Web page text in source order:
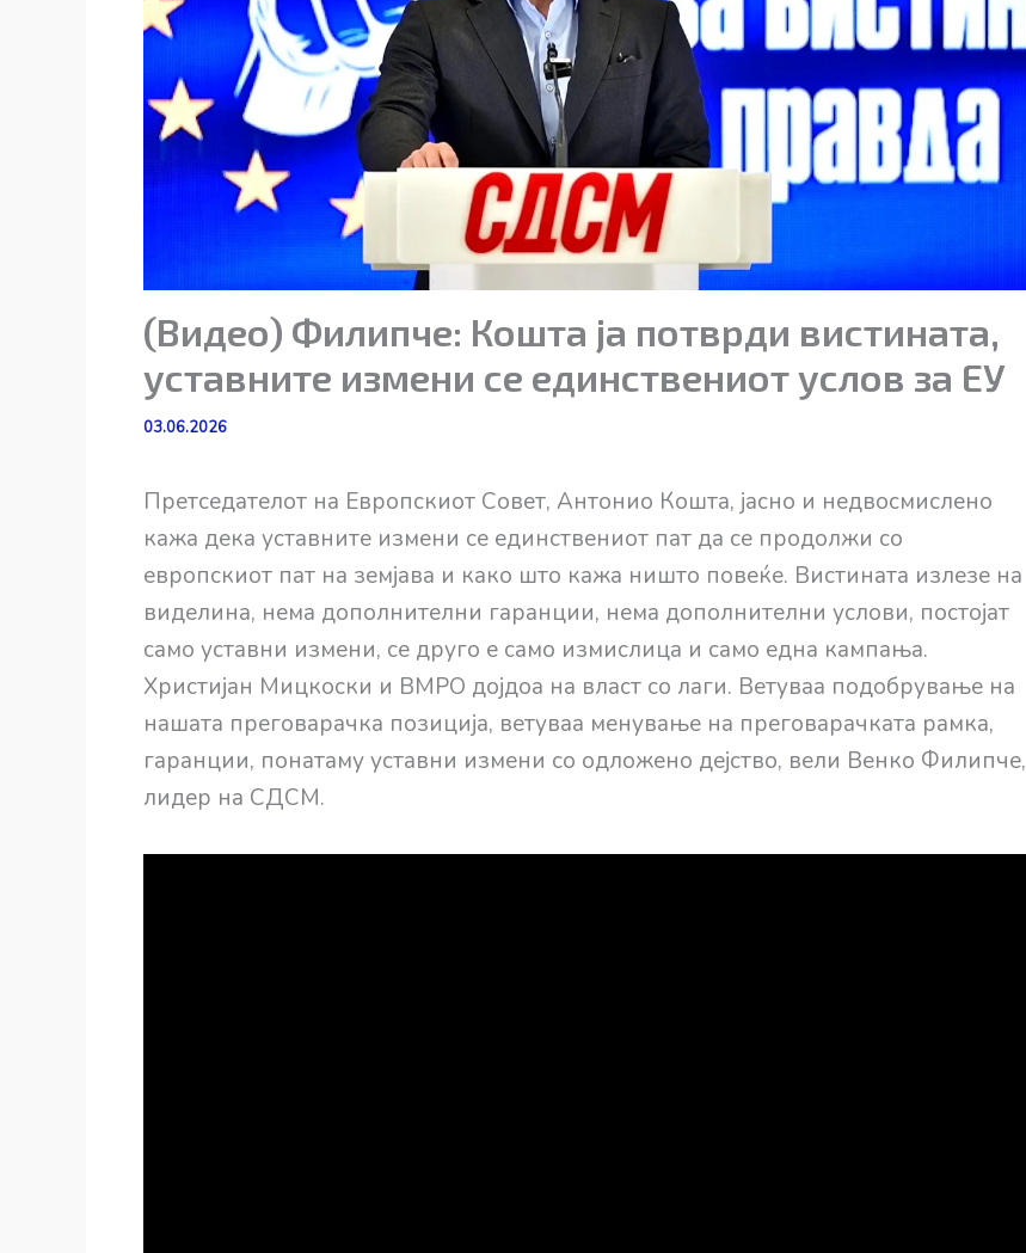
(Видео) Филипче: Кошта ја потврди вистината,
уставните измени се единствениот услов за ЕУ
03.06.2026
Претседателот на Европскиот Совет, Антонио Кошта, јасно и недвосмислено
кажа дека уставните измени се единствениот пат да се продолжи со
европскиот пат на земјава и како што кажа ништо повеќе. Вистината излезе на
виделина, нема дополнителни гаранции, нема дополнителни услови, постојат
само уставни измени, се друго е само измислица и само една кампања.
Христијан Мицкоски и ВМРО дојдоа на власт со лаги. Ветуваа подобрување на
нашата преговарачка позиција, ветуваа менување на преговарачката рамка,
гаранции, понатаму уставни измени со одложено дејство, вели Венко Филипче,
лидер на СДСМ.